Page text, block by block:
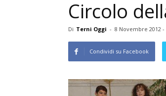
Circolo
Di Terni Oggi - 8 Novembre 2012 -
Condividi su Facebook